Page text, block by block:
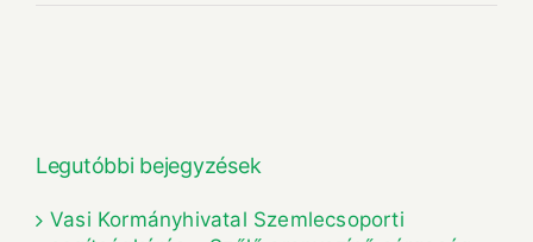
Legutóbbi bejegyzések
Vasi Kormányhivatal Szemlecsoporti